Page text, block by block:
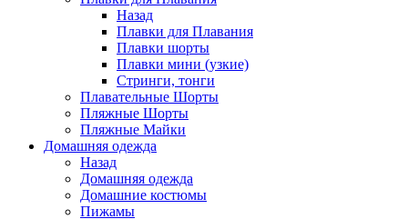
Назад
Плавки для Плавания
Плавки шорты
Плавки мини (узкие)
Стринги, тонги
Плавательные Шорты
Пляжные Шорты
Пляжные Майки
Домашняя одежда
Назад
Домашняя одежда
Домашние костюмы
Пижамы